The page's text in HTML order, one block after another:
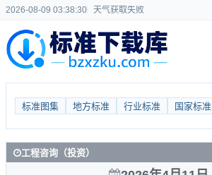
2026-08-09 03:38:30 天气获取失败
标准图集 地方标准 行业标准 国家标准
工程咨询（投资）